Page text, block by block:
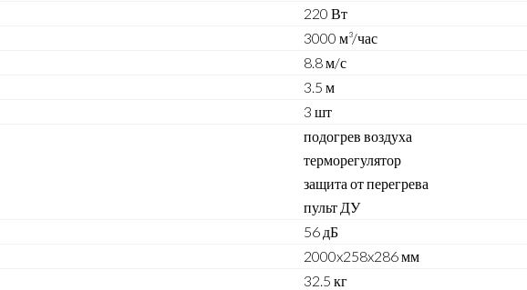
220 Вт
3000 м³/час
8.8 м/с
3.5 м
3 шт
подогрев воздуха
терморегулятор
защита от перегрева
пульт ДУ
56 дБ
2000x258x286 мм
32.5 кг